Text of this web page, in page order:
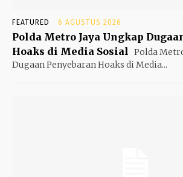
FEATURED 6 AGUSTUS 2026
Polda Metro Jaya Ungkap
Hoaks di Media Sosial
Polda
Dugaan Penyebaran Hoaks di Media...